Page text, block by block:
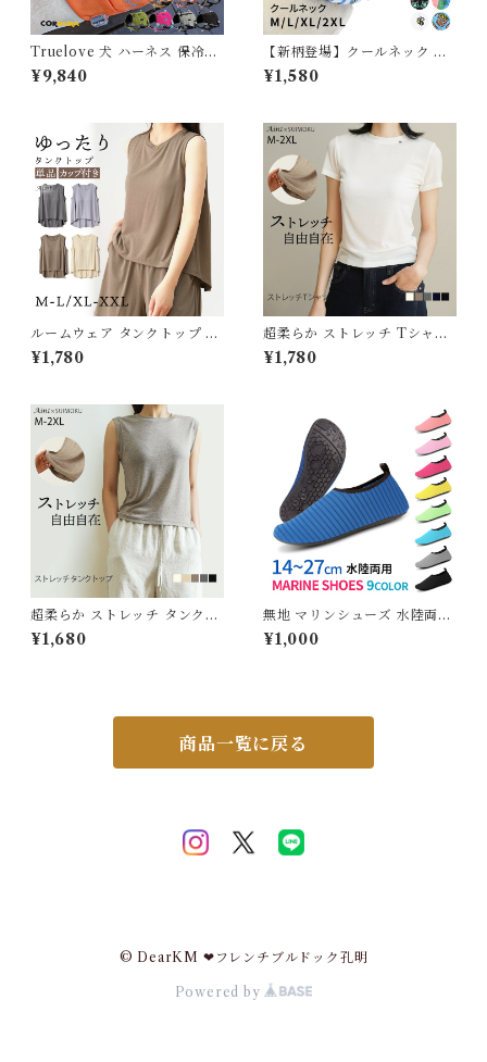
Truelove 犬 ハーネス 保冷剤
付き 高機能 夏 熱中症対策 暑
さ対策 ソフトハーネス コーデ
かり 安全 7色 反射素材 かわい
い カラフル 夜間安全 定番 優
しい 保冷剤対応 TLB2251
¥9,840
【新柄登場】クールネック 犬
夏 長時間保冷 4層構造生地使
用 犬クールネック ひんやり 暑
フレンチブルドック フレブル
クールスヌード おしゃれ スイ
カ 牛柄 熱中症予防 小型犬 中
型犬 大型犬 2026年 KM882
G
¥1,580
ルームウェア タンクトップ カ
ップ付き ブラ ノースリーブ オ
シャレ ゆったり レディース ホ
ス ベーシック シンプル 薄手
軽い 5682168 スイモク【水
沐良品】【タンクトップ 単
品】
¥1,780
超柔らか ストレッチ Tシャツ
カットソー インナーTシャツ
キレイめ レディース トップス
ンナー 無地 ブラック アイボリ
ー 5625022 スイモク【水沐
良品】
¥1,780
超柔らか ストレッチ タンクト
ップ インナー レディース トッ
プス ノースリーブ シンプル 肌
スイモク【水沐良品】
¥1,680
無地 マリンシューズ 水陸両用
14〜27cm レディース メンズ
キッズ 子供用 室内シューズ ビ
遊び 川 釣り メッシュ 介護 介
9
¥1,000
商品一覧に戻る
© DearKM ❤︎フレンチブルドック孔明
Powered by